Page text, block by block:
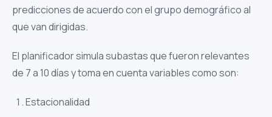
predicciones de acuerdo con el grupo demográfico al
que van dirigidas.
El planificador simula subastas que fueron relevantes
de 7 a 10 días y toma en cuenta variables como son:
Estacionalidad